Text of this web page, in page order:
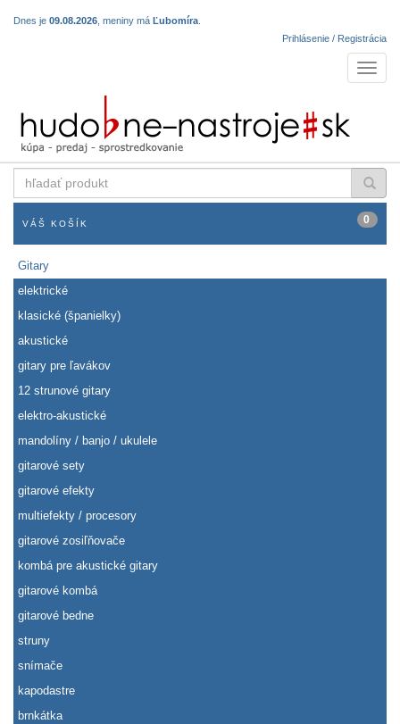
Dnes je 09.08.2026 , meniny má Ľubomíra
Prihlásenie / Registrácia
produkt
VÁŠ KOŠÍK 0
Gitary
elektrické
klasické (španielky)
akustické
gitary pre ľavákov
12 strunové gitary
elektro-akustické
mandolíny / banjo / ukulele
gitarové sety
gitarové efekty
multiefekty / procesory
gitarové zosiľňovače
kombá pre akustické gitary
gitarové kombá
gitarové bedne
struny
snímače
kapodastre
brnkátka